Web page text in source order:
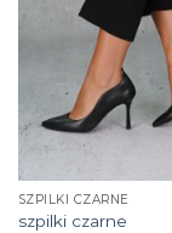
SZPILKI CZARNE
szpilki czarne